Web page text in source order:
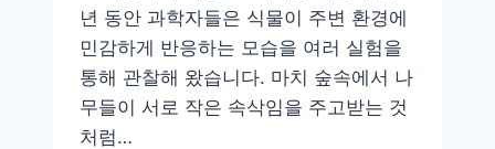
년 동안 과학자들은 식물이 주변 환경에
민감하게 반응하는 모습을 여러 실험을
통해 관찰해 왔습니다. 마치 숲속에서 나
무들이 서로 작은 속삭임을 주고받는 것
처럼…